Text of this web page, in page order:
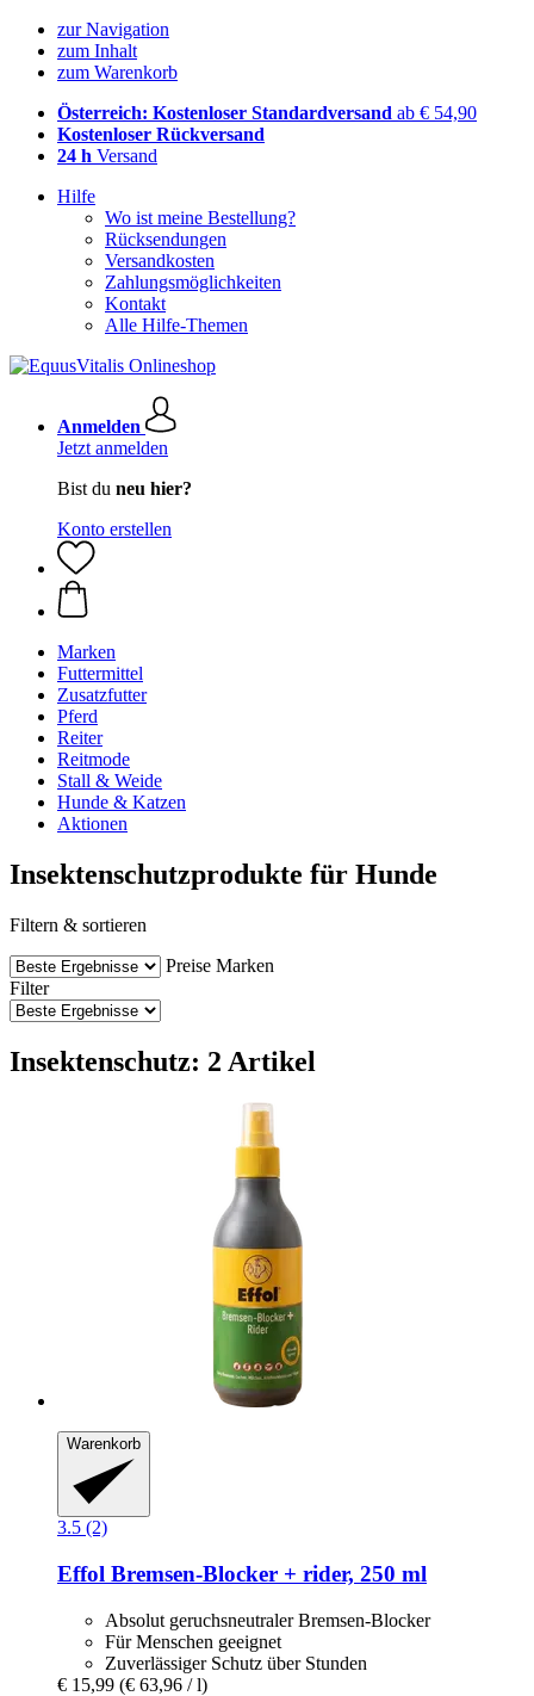
zur Navigation
zum Inhalt
zum Warenkorb
Österreich: Kostenloser Standardversand ab € 54,90
Kostenloser Rückversand
24 h Versand
Hilfe
Wo ist meine Bestellung?
Rücksendungen
Versandkosten
Zahlungsmöglichkeiten
Kontakt
Alle Hilfe-Themen
Anmelden
Jetzt anmelden
Bist du neu hier?
Konto erstellen
Marken
Futtermittel
Zusatzfutter
Pferd
Reiter
Reitmode
Stall & Weide
Hunde & Katzen
Aktionen
Insektenschutzprodukte für Hunde
Filtern & sortieren
Preise Marken
Filter
Insektenschutz: 2 Artikel
Warenkorb
3.5 (2)
Effol Bremsen-​Blocker + rider, 250 ml
Absolut geruchsneutraler Bremsen-Blocker
Für Menschen geeignet
Zuverlässiger Schutz über Stunden
€ 15,99 (€ 63,96 / l)